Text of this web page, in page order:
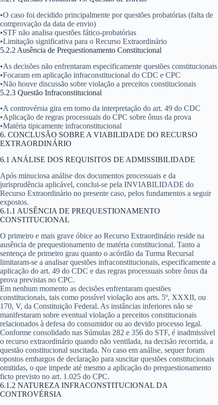
•O caso foi decidido principalmente por questões probatórias (falta de
comprovação da data de envio)
•STF não analisa questões fático-probatórias
•Limitação significativa para o Recurso Extraordinário
5.2.2 Ausência de Prequestionamento Constitucional
•As decisões não enfrentaram especificamente questões constitucionais
•Focaram em aplicação infraconstitucional do CDC e CPC
•Não houve discussão sobre violação a preceitos constitucionais
5.2.3 Questão Infraconstitucional
•A controvérsia gira em torno da interpretação do art. 49 do CDC
•Aplicação de regras processuais do CPC sobre ônus da prova
•Matéria tipicamente infraconstitucional
6. CONCLUSÃO SOBRE A VIABILIDADE DO RECURSO
EXTRAORDINÁRIO
6.1 ANÁLISE DOS REQUISITOS DE ADMISSIBILIDADE
Após minuciosa análise dos documentos processuais e da
jurisprudência aplicável, conclui-se pela INVIABILIDADE do
Recurso Extraordinário no presente caso, pelos fundamentos a seguir
expostos.
6.1.1 AUSÊNCIA DE PREQUESTIONAMENTO
CONSTITUCIONAL
O primeiro e mais grave óbice ao Recurso Extraordinário reside na
ausência de prequestionamento de matéria constitucional. Tanto a
sentença de primeiro grau quanto o acórdão da Turma Recursal
limitaram-se a analisar questões infraconstitucionais, especificamente a
aplicação do art. 49 do CDC e das regras processuais sobre ônus da
prova previstas no CPC.
Em nenhum momento as decisões enfrentaram questões
constitucionais, tais como possível violação aos arts. 5º, XXXII, ou
170, V, da Constituição Federal. As instâncias inferiores não se
manifestaram sobre eventual violação a preceitos constitucionais
relacionados à defesa do consumidor ou ao devido processo legal.
Conforme consolidado nas Súmulas 282 e 356 do STF, é inadmissível
o recurso extraordinário quando não ventilada, na decisão recorrida, a
questão constitucional suscitada. No caso em análise, sequer foram
opostos embargos de declaração para suscitar questões constitucionais
omitidas, o que impede até mesmo a aplicação do prequestionamento
ficto previsto no art. 1.025 do CPC.
6.1.2 NATUREZA INFRACONSTITUCIONAL DA
CONTROVÉRSIA